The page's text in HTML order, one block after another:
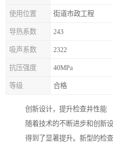
使用位置 街道市政工程
导热系数 243
吸声系数 2322
抗压强度 40MPa
等级 合格
创新设计，提升检查井性能
随着技术的不断进步和创新
得到了显著提升。新型的检